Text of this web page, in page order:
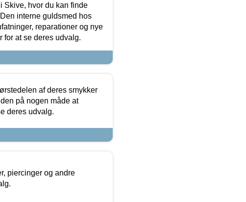
Skive, hvor du kan finde
interne guldsmed hos
reparationer og nye
for at se deres udvalg.
af deres smykker
på nogen måde at
deres udvalg.
piercinger og andre